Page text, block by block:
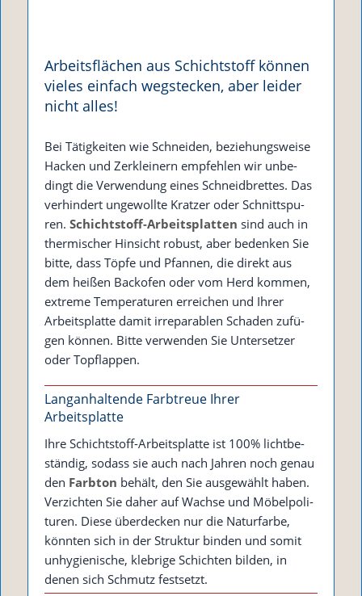
Arbeitsflächen aus Schichtstoff können
vieles einfach wegstecken, aber leider
nicht alles!
Bei Tätig­kei­ten wie Schnei­den, bezie­hungs­wei­se
Hacken und Zer­klei­nern emp­feh­len wir unbe­
dingt die Ver­wen­dung eines Schneid­bret­tes. Das
ver­hin­dert unge­woll­te Krat­zer oder Schnitt­spu­
ren.Schicht­stoff-Arbeits­plat­ten sind auch in
ther­mi­scher Hin­sicht robust, aber beden­ken Sie
bit­te, dass Töp­fe und Pfan­nen, die direkt aus
dem hei­ßen Back­ofen oder vom Herd kom­men,
extre­me Tem­pe­ra­tu­ren errei­chen und Ihrer
Arbeits­plat­te damit irrepa­ra­blen Scha­den zufü­
gen kön­nen. Bit­te ver­wen­den Sie Unter­set­zer
oder Topflappen.
Langanhaltende Farbtreue Ihrer
Arbeitsplatte
Ihre Schicht­stoff-Arbeits­plat­te ist 100% licht­be­
stän­dig, sodass sie auch nach Jah­ren noch genau
den Farb­ton behält, den Sie aus­ge­wählt haben.
Ver­zich­ten Sie daher auf Wach­se und Möbel­po­li­
tu­ren. Die­se über­de­cken nur die Natur­far­be,
könn­ten sich in der Struk­tur bin­den und somit
unhy­gie­ni­sche, kleb­ri­ge Schich­ten bil­den, in
denen sich Schmutz festsetzt.